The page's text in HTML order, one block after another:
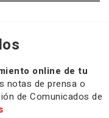
online de tu
notas de prensa o
de Comunicados de